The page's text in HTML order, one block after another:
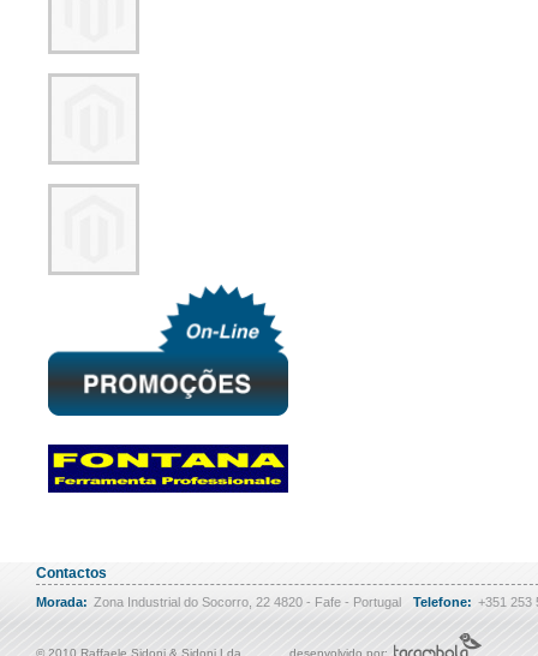
Contactos
Morada: Zona Industrial do Socorro, 22 4820 - Fafe - Portugal Telefone: +351 253
© 2010 Raffaele Sidoni & Sidoni Lda desenvolvido por: